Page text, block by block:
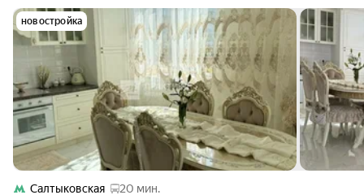
новостройка
Салтыковская 20 мин.